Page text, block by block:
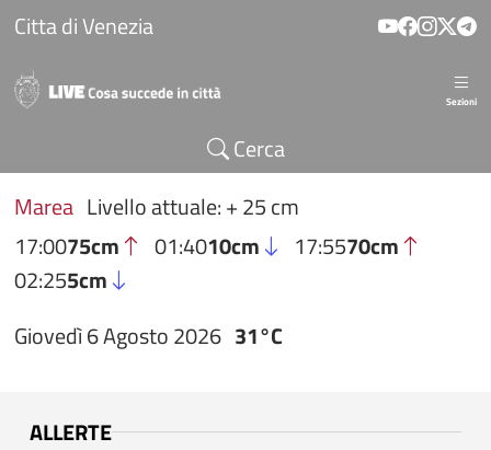
Salta al contenuto principale
Citta di Venezia
Sezioni
Cerca
Marea Livello attuale: + 25 cm
17:0075cm 01:4010cm 17:5570cm
02:255cm
Giovedì 6 Agosto 2026 31°C
ALLERTE